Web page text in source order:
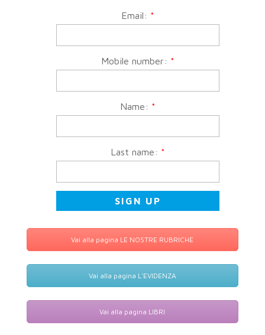
Email: *
Mobile number: *
Name: *
Last name: *
Vai alla pagina LE NOSTRE RUBRICHE
Vai alla pagina L'EVIDENZA
Vai alla pagina LIBRI